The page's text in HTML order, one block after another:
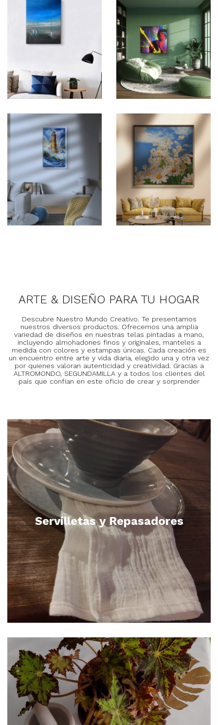
ARTE & DISEÑO PARA TU HOGAR
Descubre Nuestro Mundo Creativo. Te presentamos
nuestros diversos productos. Ofrecemos una amplia
variedad de diseños en nuestras telas pintadas a mano,
incluyendo almohadones finos y originales, manteles a
medida con colores y estampas únicas. Cada creación es
un encuentro entre arte y vida diaria, elegido una y otra vez
por quienes valoran autenticidad y creatividad. Gracias a
ALTROMONDO, SEGUNDAMILLA y a todos los clientes del
país que confían en este oficio de crear y sorprender
Servilletas y Repasadores